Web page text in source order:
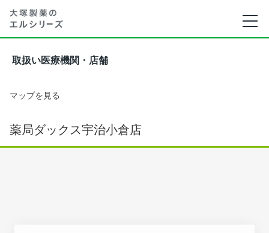
取扱い医療機関・店舗
マップを見る
薬局ダックス宇治小倉店